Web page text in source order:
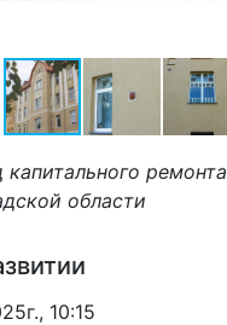
ремонта
области
10:15